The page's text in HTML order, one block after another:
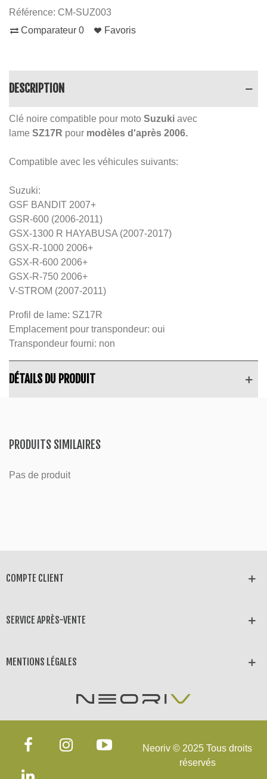
Référence: CM-SUZ003
Comparateur 0 Favoris
DESCRIPTION
Clé noire compatible pour moto Suzuki avec
lame SZ17R pour modèles d'après 2006.
Compatible avec les véhicules suivants:
Suzuki:
GSF BANDIT 2007+
GSR-600 (2006-2011)
GSX-1300 R HAYABUSA (2007-2017)
GSX-R-1000 2006+
GSX-R-600 2006+
GSX-R-750 2006+
V-STROM (2007-2011)
Profil de lame: SZ17R
Emplacement pour transpondeur: oui
Transpondeur fourni: non
DÉTAILS DU PRODUIT
PRODUITS SIMILAIRES
Pas de produit
COMPTE CLIENT
SERVICE APRÈS-VENTE
MENTIONS LÉGALES
Neoriv © 2025 Tous droits
réservés